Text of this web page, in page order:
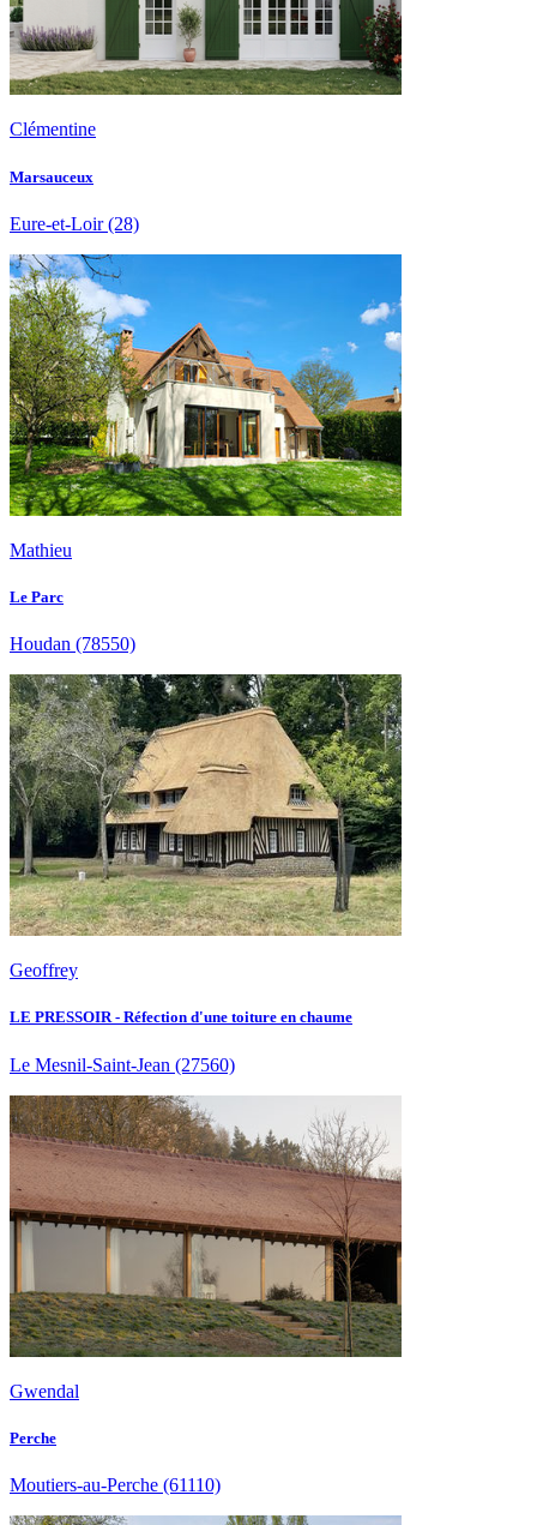
Clémentine
Marsauceux
Eure-et-Loir(28)
Mathieu
Le Parc
Houdan (78550)
Geoffrey
LE PRESSOIR - Réfection d'une toiture en chaume
Le Mesnil-Saint-Jean (27560)
Gwendal
Perche
Moutiers-au-Perche (61110)